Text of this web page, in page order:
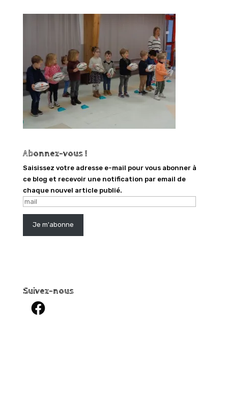
Abonnez-vous !
Saisissez votre adresse e-mail pour vous abonner à
ce blog et recevoir une notification par email de
chaque nouvel article publié.
mail
Je m'abonne
Suivez-nous
Facebook